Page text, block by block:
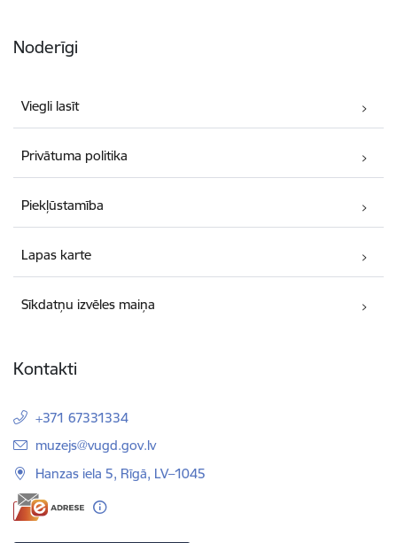
Noderīgi
Viegli lasīt
Privātuma politika
Piekļūstamība
Lapas karte
Sīkdatņu izvēles maiņa
Kontakti
+371 67331334
E-pasts:
muzejs@vugd.gov.lv
Hanzas iela 5, Rīgā, LV–1045